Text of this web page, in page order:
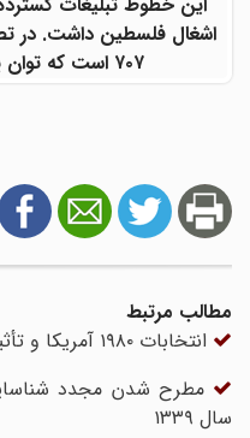
اشغال فلسطین داشت. در
۷۰۷ است که توان پرواز در تهران را نداشت.
مطالب مرتبط
انتخابات ۱۹۸۰ آمریکا و تأثیر آن بر سرنوشت شاه تبعیدی
مطرح‌ شدن مجدد شناسایی
سال ۱۳۳۹